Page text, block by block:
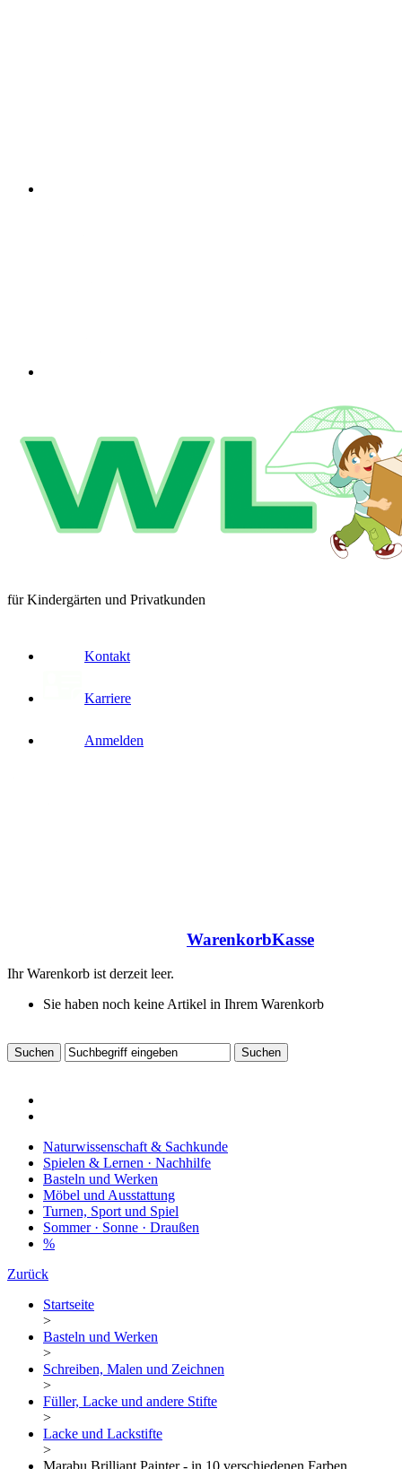
für Kindergärten und Privatkunden
Kontakt
Karriere
Anmelden
WarenkorbKasse
Ihr Warenkorb ist derzeit leer.
Sie haben noch keine Artikel in Ihrem Warenkorb
Naturwissenschaft & Sachkunde
Spielen & Lernen · Nachhilfe
Basteln und Werken
Möbel und Ausstattung
Turnen, Sport und Spiel
Sommer · Sonne · Draußen
%
Zurück
Startseite
>
Basteln und Werken
>
Schreiben, Malen und Zeichnen
>
Füller, Lacke und andere Stifte
>
Lacke und Lackstifte
>